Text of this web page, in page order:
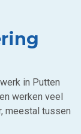
in Putten
werken veel
meestal tussen